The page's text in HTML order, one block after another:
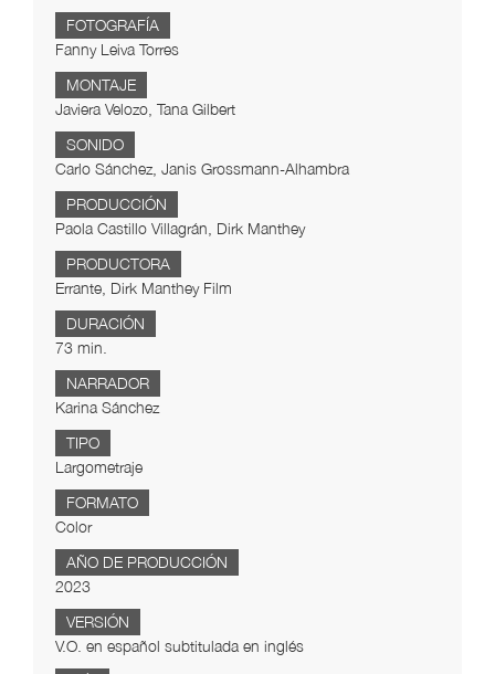
FOTOGRAFÍA
Fanny Leiva Torres
MONTAJE
Javiera Velozo, Tana Gilbert
SONIDO
Carlo Sánchez, Janis Grossmann-Alhambra
PRODUCCIÓN
Paola Castillo Villagrán, Dirk Manthey
PRODUCTORA
Errante, Dirk Manthey Film
DURACIÓN
73 min.
NARRADOR
Karina Sánchez
TIPO
Largometraje
FORMATO
Color
AÑO DE PRODUCCIÓN
2023
VERSIÓN
V.O. en español subtitulada en inglés